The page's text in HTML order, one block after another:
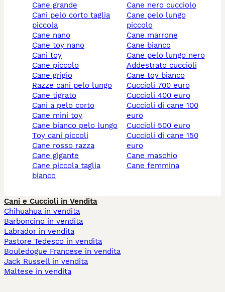
cane grande
cani pelo corto taglia
piccola
cane nano
cane toy nano
cani toy
cane piccolo
cane grigio
razze cani pelo lungo
cane tigrato
cani a pelo corto
cane mini toy
cane bianco pelo lungo
toy cani piccoli
cane rosso razza
cane gigante
cane piccola taglia
bianco
cane nero cucciolo
cane pelo lungo
piccolo
cane marrone
cane bianco
cane pelo lungo nero
addestrato cuccioli
cane toy bianco
cuccioli 700 euro
cuccioli 400 euro
cuccioli di cane 100
euro
cuccioli 500 euro
cuccioli di cane 150
euro
cane maschio
cane femmina
Cani e Cuccioli in Vendita
Chihuahua in vendita
Barboncino in vendita
Labrador in vendita
Pastore Tedesco in vendita
Bouledogue Francese in vendita
Jack Russell in vendita
Maltese in vendita